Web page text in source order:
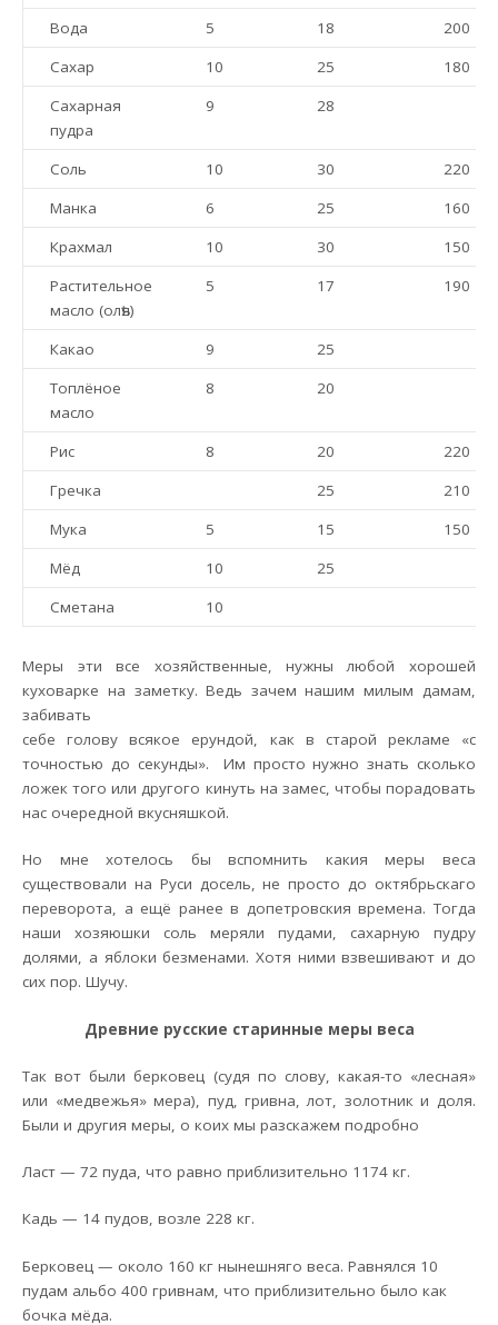
Вода
5 18
200
Сахар
10 25
180
Сахарная
пудра
9 28
Соль 10 30
220
Манка
6 25
160
Крахмал
10 30
150
Растительное
масло (олѣя)
5 17 190
Какао 9
25
Топлёное
масло
8 20
Рис 8 20
220
Гречка
25
210
Мука
5 15
150
Мёд
10
25
Сметана
10
Меры эти все хозяйственные, нужны любой хорошей
куховарке на заметку. Ведь зачем нашим милым дамам,
забивать
себе голову всякое ерундой, как в старой рекламе «с
точностью до секунды». Им просто нужно знать сколько
ложек того или другого кинуть на замес, чтобы порадовать
нас очередной вкусняшкой.
Но мне хотелось бы вспомнить какия меры веса
существовали на Руси досель, не просто до октябрьскаго
переворота, а ещё ранее в допетровския времена. Тогда
наши хозяюшки соль меряли пудами, сахарную пудру
долями, а яблоки безменами. Хотя ними взвешивают и до
сих пор. Шучу.
Древние русские старинные меры веса
Так вот были берковец (судя по слову, какая-то «лесная»
или «медвежья» мера), пуд, гривна, лот, золотник и доля.
Были и другия меры, о коих мы разскажем подробно
Ласт — 72 пуда, что равно приблизительно 1174 кг.
Кадь — 14 пудов, возле 228 кг.
Берковец — около 160 кг нынешняго веса. Равнялся 10
пудам альбо 400 гривнам, что приблизительно было как
бочка мёда.